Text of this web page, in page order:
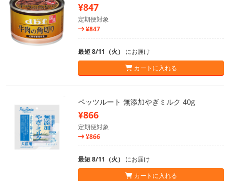
¥847
定期便対象
¥847
最短 8/11（火） にお届け
カートに入れる
ペッツルート 無添加やぎミルク 40g
¥866
定期便対象
¥866
最短 8/11（火） にお届け
カートに入れる